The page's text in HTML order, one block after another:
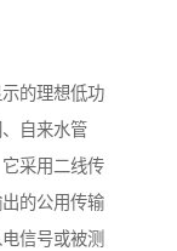
的理想低功
自来水管
采用二线传
的公用传输
信号或被测